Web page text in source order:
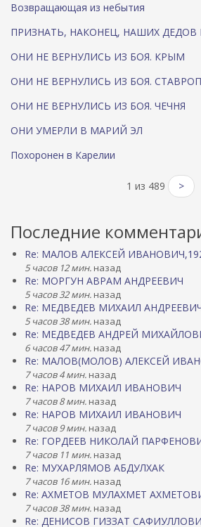
Возвращающая из небытия
ПРИЗНАТЬ, НАКОНЕЦ, НАШИХ
ОНИ НЕ ВЕРНУЛИСЬ ИЗ БОЯ. КРЫМ
ОНИ НЕ ВЕРНУЛИСЬ ИЗ БОЯ.
ОНИ НЕ ВЕРНУЛИСЬ ИЗ БОЯ. ЧЕЧНЯ
ОНИ УМЕРЛИ В МАРИЙ ЭЛ
Похоронен в Карелии
1 из 489 >
Последние
Re: МАЛОВ АЛЕКСЕЙ
5 часов 12 мин. назад
Re: МОРГУН АВРАМ АНДРЕЕВИЧ
5 часов 32 мин. назад
Re: МЕДВЕДЕВ МИХАИЛ
5 часов 38 мин. назад
Re: МЕДВЕДЕВ АНДРЕЙ
6 часов 47 мин. назад
Re: МАЛОВ(МОЛОВ) АЛЕКСЕЙ
7 часов 4 мин. назад
Re: НАРОВ МИХАИЛ ИВАНОВИЧ
7 часов 8 мин. назад
Re: НАРОВ МИХАИЛ ИВАНОВИЧ
7 часов 9 мин. назад
Re: ГОРДЕЕВ НИКОЛАЙ
7 часов 11 мин. назад
Re: МУХАРЛЯМОВ АБДУЛХАК
7 часов 16 мин. назад
Re: АХМЕТОВ МУЛАХМЕТ
7 часов 38 мин. назад
Re: ДЕНИСОВ ГИЗЗАТ